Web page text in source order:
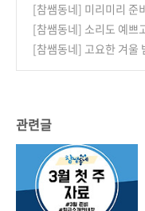
[참쌤동네] 미리미리 준
[참쌤동네] 소리도 예쁘
[참쌤동네] 고요한 겨울
관련글